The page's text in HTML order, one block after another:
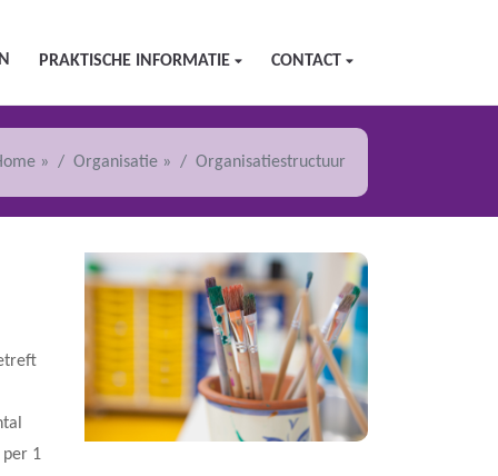
PRAKTISCHE INFORMATIE CONTACT
» Organisatie » Organisatiestructuur
1